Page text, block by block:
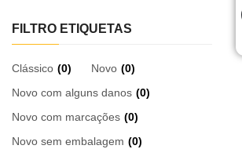
FILTRO ETIQUETAS
Clássico (0) Novo (0)
Novo com alguns danos (0)
Novo com marcações (0)
Novo sem embalagem (0)